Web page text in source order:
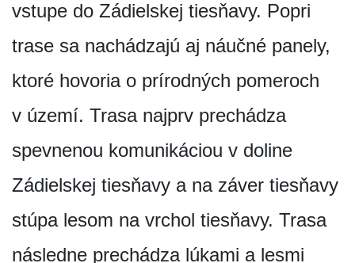
vstupe do Zádielskej tiesňavy. Popri
trase sa nachádzajú aj náučné panely,
ktoré hovoria o prírodných pomeroch
v území. Trasa najprv prechádza
spevnenou komunikáciou v doline
Zádielskej tiesňavy a na záver tiesňavy
stúpa lesom na vrchol tiesňavy. Trasa
následne prechádza lúkami a lesmi